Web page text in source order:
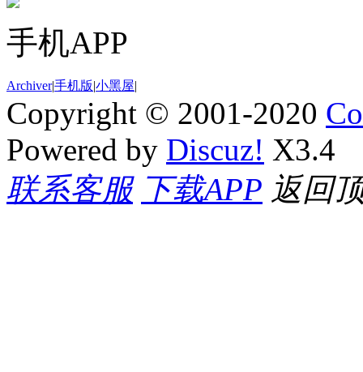
手机APP
Archiver|手机版|小黑屋|
Copyright © 2001-2020
Powered by Discuz! X3.4
联系客服 下载APP 返回